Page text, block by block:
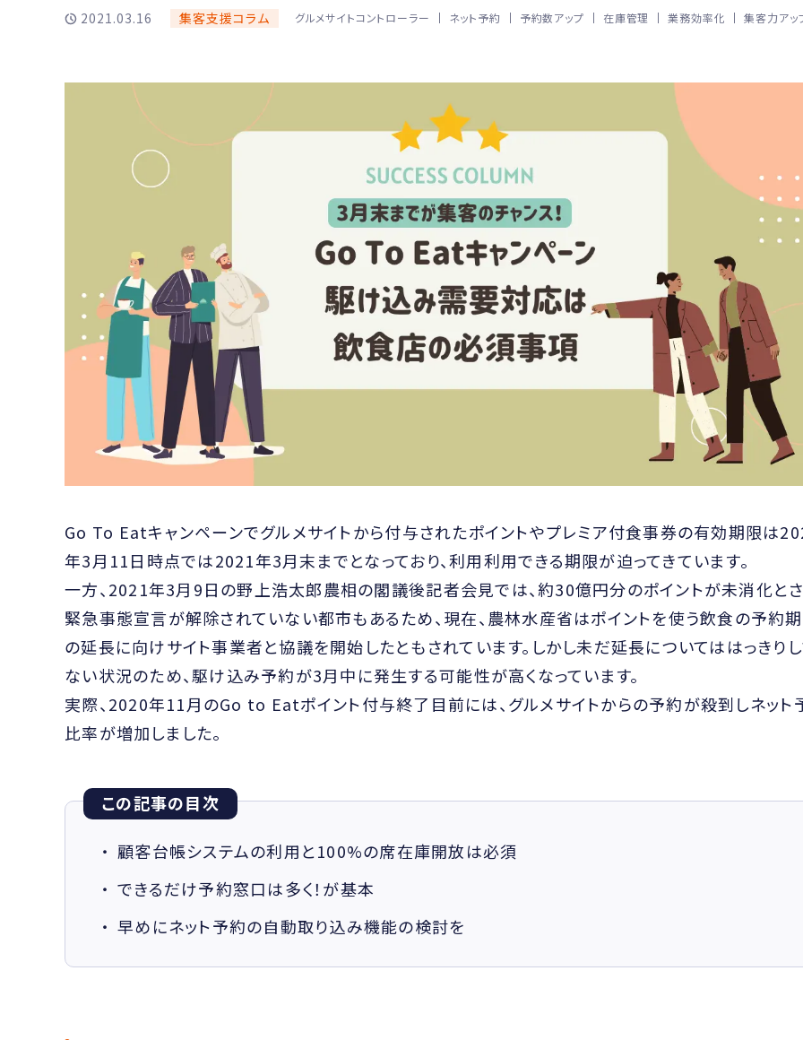
2021.03.16 集客支援コラム グルメサイトコントローラー ネット予約 予約数アップ 在庫管理 業務効率化 集客力アッ
Go To Eatキャンペーンでグルメサイトから付与されたポイントやプレミア付食事券の有効期限は
年3月11日時点では2021年3月末までとなっており、利用利用できる期限が迫ってきています。
一方、2021年3月9日の野上浩太郎農相の閣議後記者会見では、約30億円分のポイントが未消化とさ
緊急事態宣言が解除されていない都市もあるため、現在、農林水産省はポイントを使う飲食の予約
の延長に向けサイト事業者と協議を開始したともされています。しかし未だ延長についてははっきり
ない状況のため、駆け込み予約が3月中に発生する可能性が高くなっています。
実際、2020年11月のGo to Eatポイント付与終了目前には、グルメサイトからの予約が殺到しネット
比率が増加しました。
この記事の目次
顧客台帳システムの利用と100%の席在庫開放は必須
できるだけ予約窓口は多く！が基本
早めにネット予約の自動取り込み機能の検討を